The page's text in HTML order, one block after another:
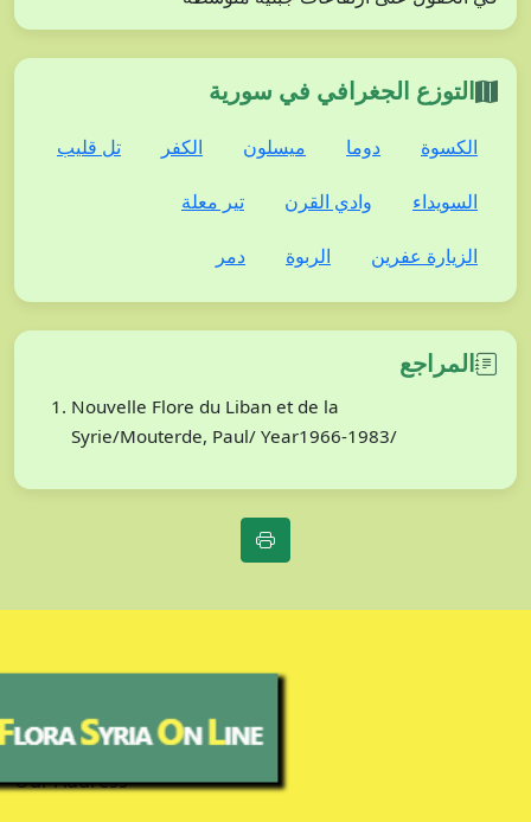
التوزع الجغرافي في سورية
الكسوة دوما ميسلون الكفر تل قليب
السويداء وادي القرن تير معلة
الزيارة عفرين الربوة دمر
المراجع
Nouvelle Flore du Liban et de la
Syrie/Mouterde, Paul/ Year1966-1983/
Our Address